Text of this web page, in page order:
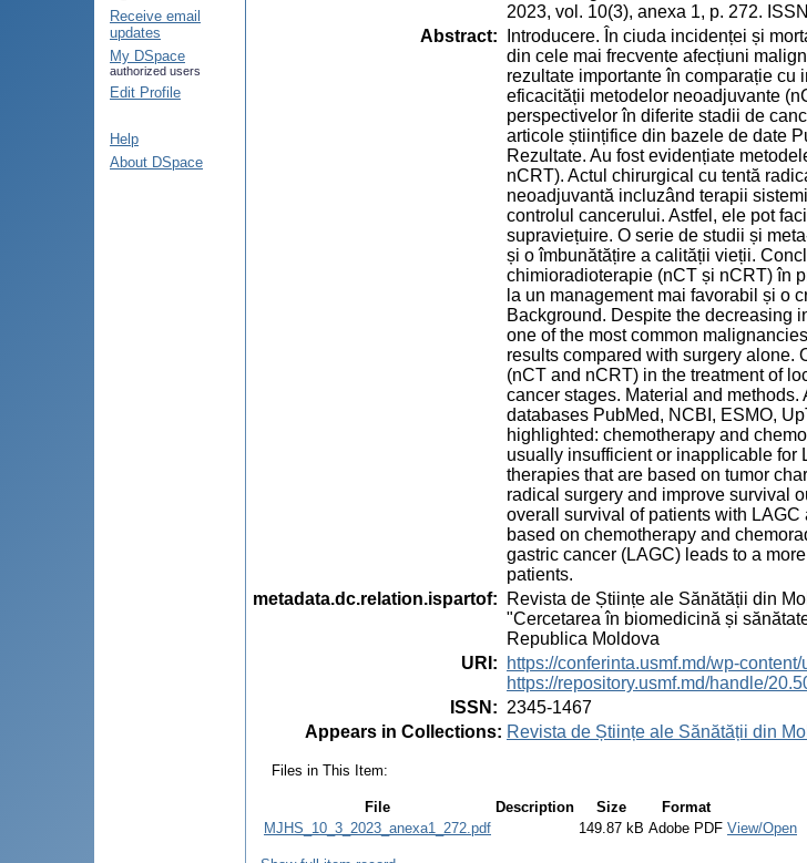
Receive email
updates
My DSpace
authorized users
Edit Profile
Help
About DSpace
2023, vol. 10(3), anexa 1, p. 272.
Abstract:
Introducere. În ciuda incidenței și
din cele mai frecvente afecțiuni
rezultate importante în comparație
eficacității metodelor neoadjuvante
perspectivelor în diferite stadii de
articole științifice din bazele de date
Rezultate. Au fost evidențiate
nCRT). Actul chirurgical cu tentă
neoadjuvantă incluzând terapii
controlul cancerului. Astfel, ele pot
supraviețuire. O serie de studii și
și o îmbunătățire a calității vieții.
chimioradioterapie (nCT și nCRT) în
la un management mai favorabil și o
Background. Despite the decreasing
one of the most common
results compared with surgery alone.
(nCT and nCRT) in the treatment of
cancer stages. Material and
databases PubMed, NCBI, ESMO,
highlighted: chemotherapy and
usually insufficient or inapplicable for
therapies that are based on tumor
radical surgery and improve survival
overall survival of patients with
based on chemotherapy and
gastric cancer (LAGC) leads to a
patients.
metadata.dc.relation.ispartof:
Revista de Științe ale Sănătății din
"Cercetarea în biomedicină și
Republica Moldova
URI :
https://conferinta.usmf.md/wp-
https://repository.usmf.md/handle/
ISSN : 2345-1467
Appears in Collections: Revista de Științe ale Sănătății din
Files in This Item:
File Description Size
Format
MJHS_10_3_2023_anexa1_272.pdf
149.87 kB Adobe PDF View/Open